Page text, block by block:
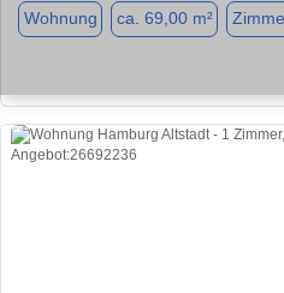
Wohnung ca. 69,00 m²